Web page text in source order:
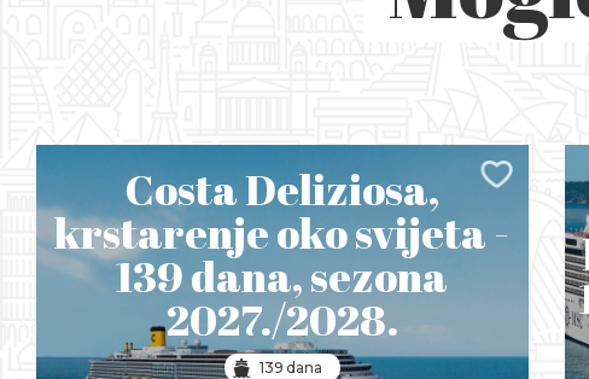
Costa Deliziosa,
krstarenje oko svijeta -
139 dana, sezona
2027./2028.
139 dana